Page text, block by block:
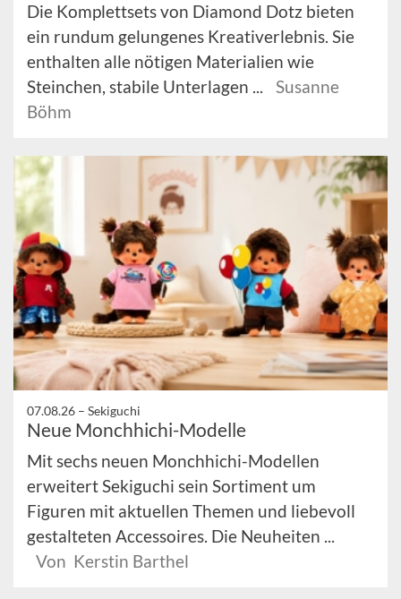
Die Komplettsets von Diamond Dotz bieten
ein rundum gelungenes Kreativerlebnis. Sie
enthalten alle nötigen Materialien wie
Steinchen, stabile Unterlagen ...
Susanne
Böhm
07.08.26 – Sekiguchi
Neue Monchhichi-Modelle
Mit sechs neuen Monchhichi-Modellen
erweitert Sekiguchi sein Sortiment um
Figuren mit aktuellen Themen und liebevoll
gestalteten Accessoires. Die Neuheiten ...
Von Kerstin Barthel